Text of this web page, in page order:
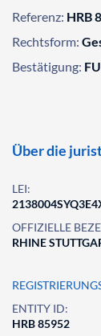
Referenz: HRB
Rechtsform:
Bestätigung:
Über die
LEI:
OFFIZIELLE
RHINE
ENTITY ID:
HRB 85952